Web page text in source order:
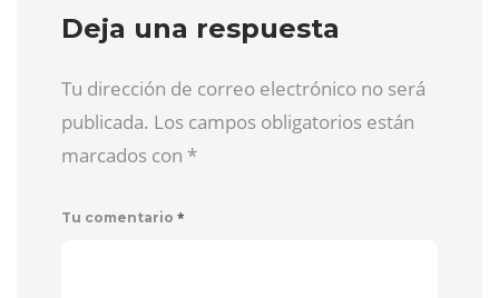
Deja una respuesta
Tu dirección de correo electrónico no será
publicada. Los campos obligatorios están
marcados con *
Tu comentario *